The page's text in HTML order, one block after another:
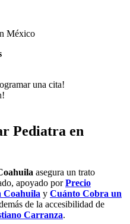
una cita!
Pediatra en
asegura un trato
apoyado porPrecio
Coahuila y Cuánto Cobra un
de la accesibilidad de
Carranza.